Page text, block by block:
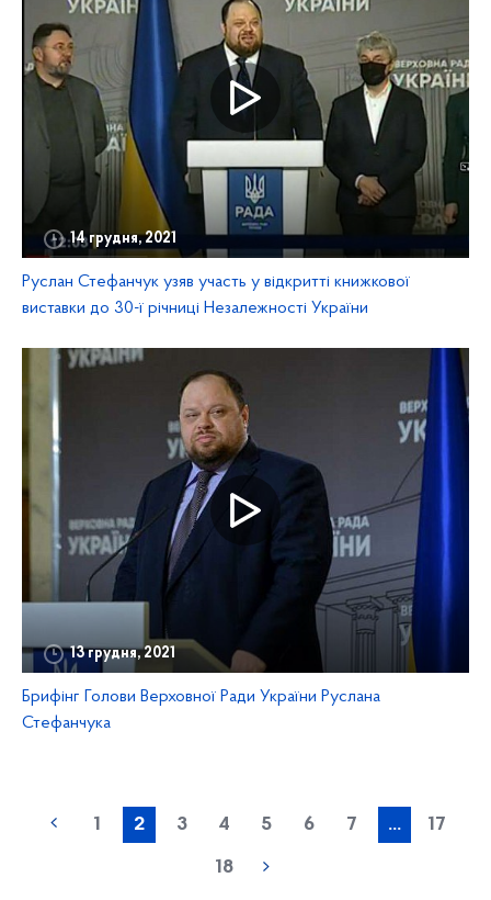
14 грудня, 2021
Руслан Стефанчук узяв участь у відкритті книжкової
виставки до 30-ї річниці Незалежності України
13 грудня, 2021
Брифінг Голови Верховної Ради України Руслана
Стефанчука
1 2 3 4 5 6 7 ... 17
18